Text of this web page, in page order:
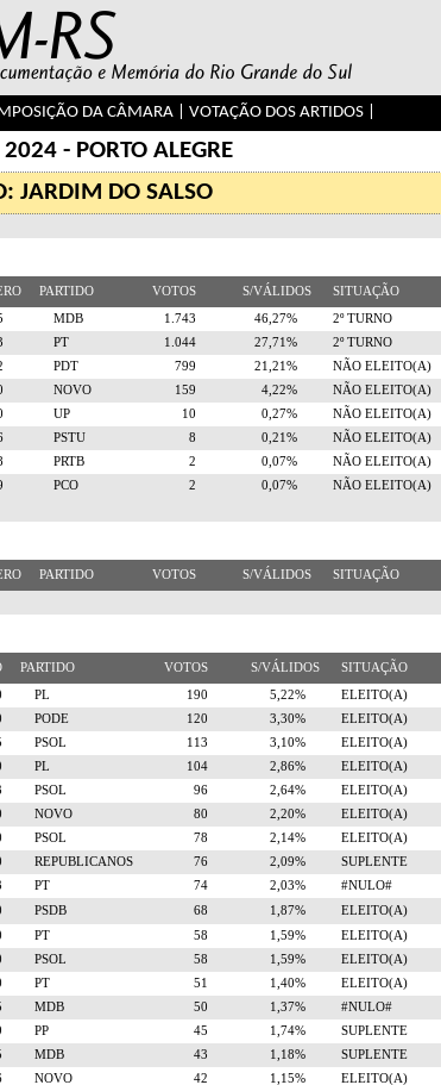
DA CÂMARA| VOTAÇÃO DOS ARTIDOS|
2024 - PORTO ALEGRE
JARDIM DO SALSO
PARTIDO VOTOS S/VÁLIDOS SITUAÇÃO
MDB 1.743 46,27%
2º TURNO
PT 1.044 27,71%
2º TURNO
PDT 799 21,21%
NÃO ELEITO(A)
NOVO 159 4,22%
NÃO ELEITO(A)
UP 10 0,27%
NÃO ELEITO(A)
PSTU 8 0,21%
NÃO ELEITO(A)
PRTB 2 0,07%
NÃO ELEITO(A)
PCO 2 0,07% NÃO ELEITO(A)
PARTIDO VOTOS S/VÁLIDOS SITUAÇÃO
PARTIDO VOTOS S/VÁLIDOS SITUAÇÃO
PL 190 5,22%
ELEITO(A)
PODE 120 3,30%
ELEITO(A)
PSOL 113 3,10%
ELEITO(A)
PL 104 2,86%
ELEITO(A)
PSOL 96 2,64%
ELEITO(A)
NOVO 80 2,20%
ELEITO(A)
PSOL 78 2,14%
ELEITO(A)
REPUBLICANOS 76 2,09%
SUPLENTE
PT 74 2,03%
#NULO#
PSDB 68 1,87%
ELEITO(A)
PT 58 1,59%
ELEITO(A)
PSOL 58 1,59%
ELEITO(A)
PT 51 1,40%
ELEITO(A)
MDB 50 1,37%
#NULO#
PP 45 1,74%
SUPLENTE
MDB 43 1,18%
SUPLENTE
NOVO 42 1,15%
ELEITO(A)